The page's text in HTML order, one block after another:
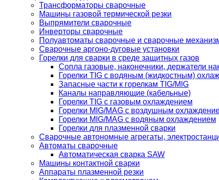
Трансформаторы сварочные
Машины газовой термической резки
Выпрямители сварочные
Инверторы сварочные
Полуавтоматы сварочные и сварочные
Сварочные аргоно-дуговые установки
Горелки для сварки в среде защитных газов
Сопла газовые, наконечники, держатели
Горелки TIG с водяным (жидкостным)
Запасные части к горелкам TIG/MIG
Каналы направляющие (кабельные)
Горелки TIG с газовым охлаждением
Горелки MIG/MAG с воздушным
Горелки MIG/MAG с водяным охлаждением
Горелки для плазменной сварки
Сварочные автономные агрегаты,
Автоматы сварочные
Автоматическая сварка SAW
Машины контактной сварки
Аппараты плазменной резки